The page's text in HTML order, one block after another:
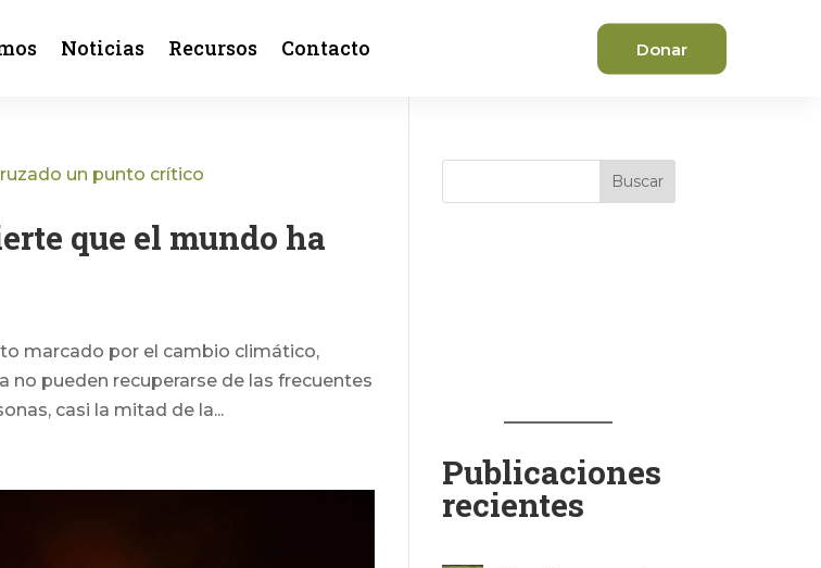
Noticias Recursos Contacto Donar
que el mundo ha
marcado por el cambio climático,
no pueden recuperarse de las frecuentes
casi la mitad de la...
Buscar
Publicaciones
recientes